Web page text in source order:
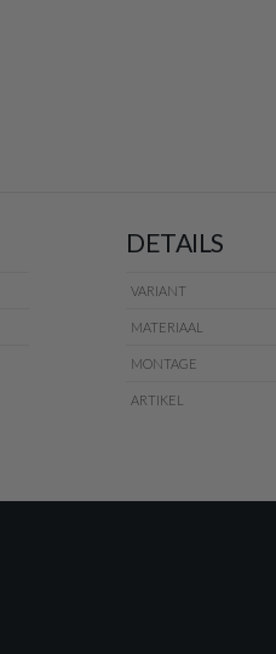
DETAILS
VARIANT
MATERIAAL
MONTAGE
ARTIKEL